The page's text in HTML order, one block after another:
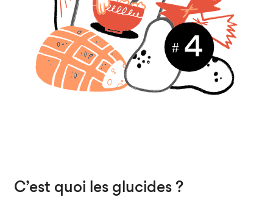
C’est quoi les glucides ?